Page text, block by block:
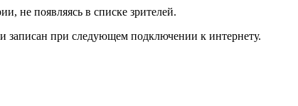
не появляясь в списке зрителей.
записан при следующем подключении к интернету.